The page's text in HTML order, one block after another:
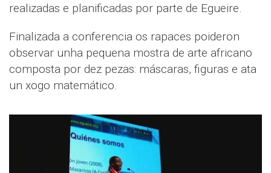
realizadas e planificadas por parte de Egueire.
Finalizada a conferencia os rapaces poideron
observar unha pequena mostra de arte africano
composta por dez pezas: máscaras, figuras e ata
un xogo matemático.